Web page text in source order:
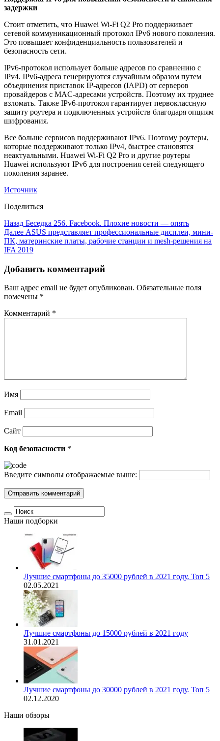
задержки
Стоит отметить, что Huawei Wi-Fi Q2 Pro поддерживает
сетевой коммуникационный протокол IPv6 нового поколения.
Это повышает конфиденциальность пользователей и
безопасность сети.
IPv6-протокол использует больше адресов по сравнению с
IPv4. IPv6-адреса генерируются случайным образом путем
объединения приставок IP-адресов (IAPD) от серверов
провайдеров с MAC-адресами устройств. Поэтому их труднее
взломать. Также IPv6-протокол гарантирует первоклассную
защиту роутера и подключенных устройств благодаря опциям
шифрования.
Все больше сервисов поддерживают IPv6. Поэтому роутеры,
которые поддерживают только IPv4, быстрее становятся
неактуальными. Huawei Wi-Fi Q2 Pro и другие роутеры
Huawei используют IPv6 для построения сетей следующего
поколения заранее.
Источник
Поделиться
Назад Беседка 256. Facebook. Плохие новости — опять
Далее ASUS представляет профессиональные дисплеи, мини-
ПК, материнские платы, рабочие станции и mesh-решения на
IFA 2019
Добавить комментарий
Ваш адрес email не будет опубликован. Обязательные поля
помечены *
Комментарий *
Имя
Email
Сайт
Код безопасности *
Введите символы отображаемые выше:
Наши подборки
Лучшие смартфоны до 35000 рублей в 2021 году. Топ 5
02.05.2021
Лучшие смартфоны до 15000 рублей в 2021 году
31.01.2021
Лучшие смартфоны до 30000 рублей в 2021 году. Топ 5
02.12.2020
Наши обзоры